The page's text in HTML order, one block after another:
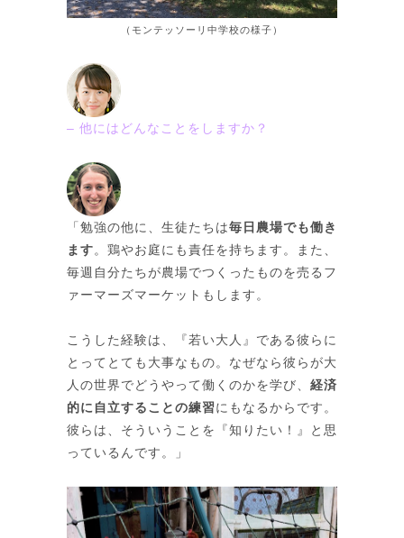
（モンテッソーリ中学校の様子）
– 他にはどんなことをしますか？
「勉強の他に、生徒たちは毎日農場でも働き
ます。鶏やお庭にも責任を持ちます。また、
毎週自分たちが農場でつくったものを売るフ
ァーマーズマーケットもします。
こうした経験は、『若い大人』である彼らに
とってとても大事なもの。なぜなら彼らが大
人の世界でどうやって働くのかを学び、 経済
的に自立することの練習にもなるからです。
彼らは、そういうことを『知りたい！』と思
っているんです。」